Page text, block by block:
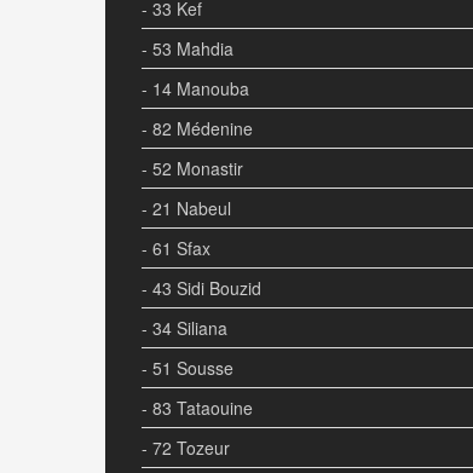
- 33 Kef
- 53 Mahdia
- 14 Manouba
- 82 Médenine
- 52 Monastir
- 21 Nabeul
- 61 Sfax
- 43 Sidi Bouzid
- 34 Siliana
- 51 Sousse
- 83 Tataouine
- 72 Tozeur